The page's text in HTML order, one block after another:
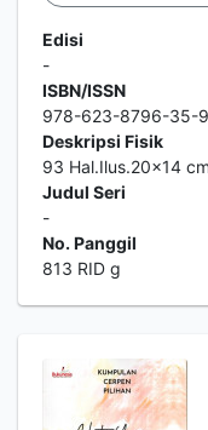
Edisi
-
ISBN/ISSN
978-623-8796-35-9
Deskripsi Fisik
93 Hal.Ilus.20x14 cm
Judul Seri
-
No. Panggil
813 RID g